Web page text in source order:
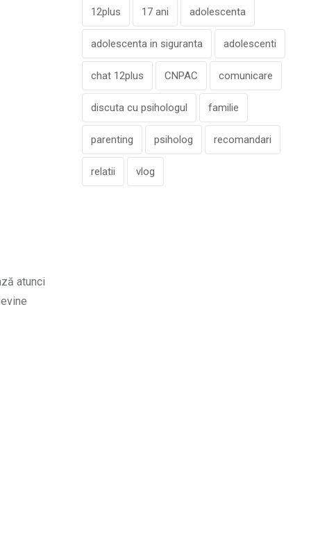
atunci
12plus 17 ani adolescenta
adolescenta in siguranta adolescenti
chat 12plus CNPAC comunicare
discuta cu psihologul familie
parenting psiholog recomandari
relatii vlog